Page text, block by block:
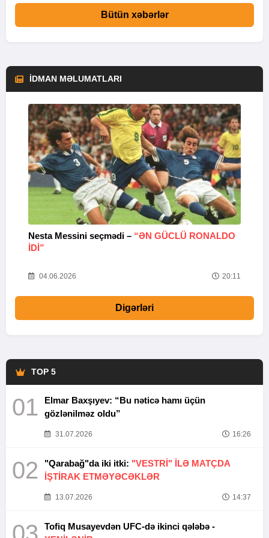
Bütün xəbərlər
İDMAN MƏLUMATLARI
Nesta Messini seçmədi – “ƏN GÜCLÜ RONALDO
IDI”
04.06.2026 20:11
Digərləri
TOP 5
01
Elmar Baxşıyev: “Bu nəticə hamı üçün
gözlənilməz oldu”
31.07.2026 16:26
02 "Qarabağ"da iki itki: "VESTRİ" İLƏ MATÇDA
İŞTİRAK ETMƏYƏCƏKLƏR
13.07.2026 14:37
Tofiq Musayevdən UFC-də ikinci qələbə -